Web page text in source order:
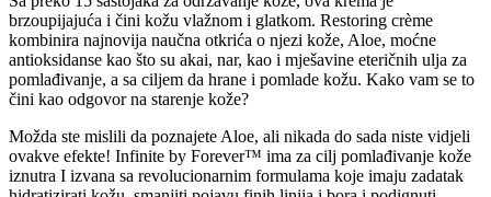
brzoupijajuća i čini kožu vlažnom i glatkom. Restoring crème
kombinira najnovija naučna otkrića o njezi kože, Aloe, moćne
antioksidanse kao što su akai, nar, kao i mješavine eteričnih ulja za
pomlađivanje, a sa ciljem da hrane i pomlade kožu. Kako vam se to
čini kao odgovor na starenje kože?
Možda ste mislili da poznajete Aloe, ali nikada do sada niste vidjeli
ovakve efekte! Infinite by Forever™ ima za cilj pomlađivanje kože
iznutra I izvana sa revolucionarnim formulama koje imaju zadatak